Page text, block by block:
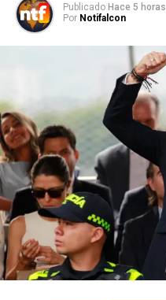
Publicado Hace 5 horas
Por Notifalcon